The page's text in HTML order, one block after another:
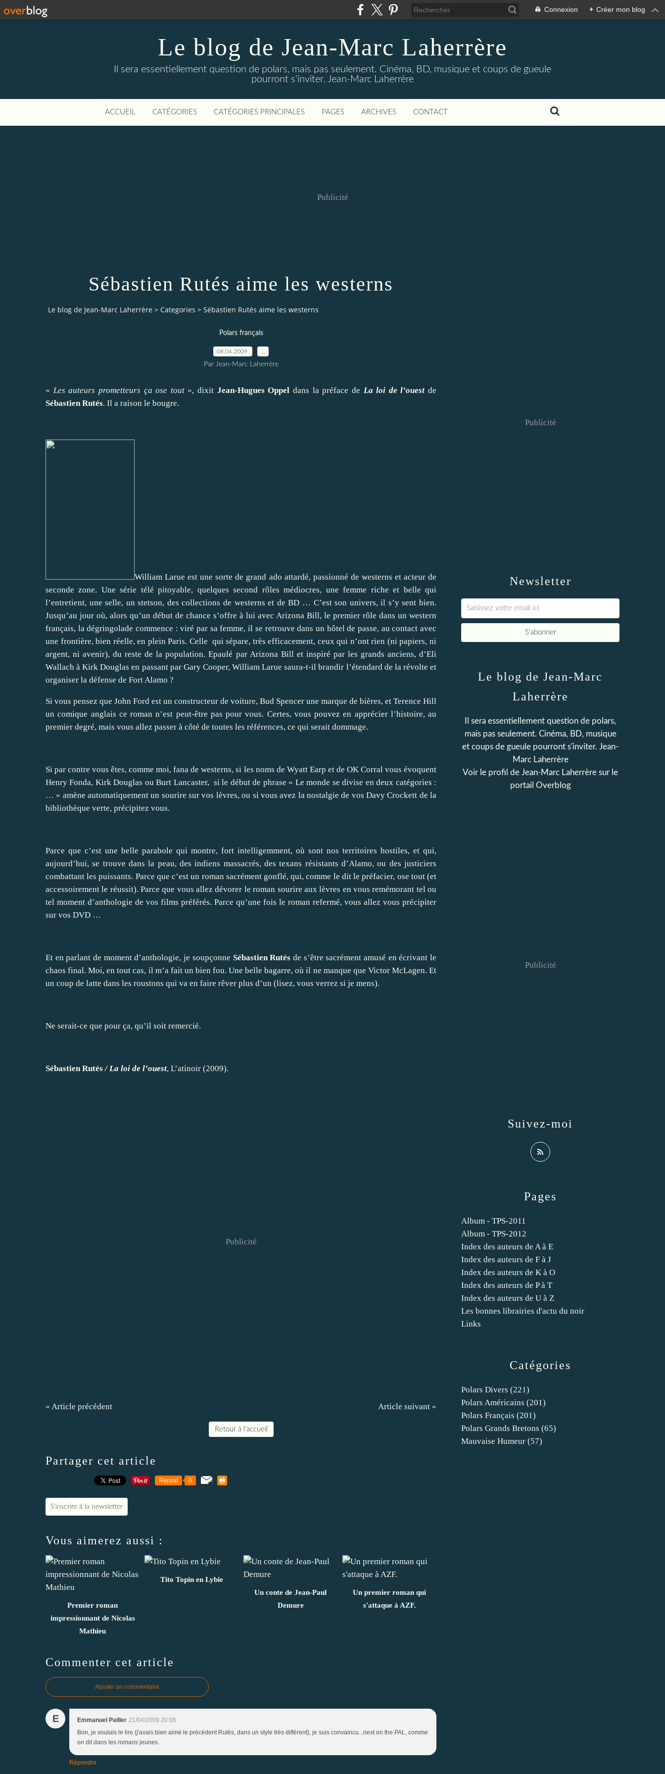
Connexion + Créer mon blog
Le blog de Jean-Marc Laherrère
Il sera essentiellement question de polars, mais pas seulement. Cinéma, BD, musique et coups de gueule
pourront s'inviter. Jean-Marc Laherrère
ACCUEIL CATÉGORIES CATÉGORIES PRINCIPALES PAGES ARCHIVES CONTACT
Publicité
Sébastien Rutés aime les westerns
Le blog de Jean-Marc Laherrère > Categories > Sébastien Rutés aime les westerns
Polars français
08.04.2009
Par Jean-Marc Laherrère
« Les auteurs prometteurs ça ose tout», dixit Jean-Hugues Oppel dans la préface de La loi de l’ouest de
Sébastien Rutés. Il a raison le bougre.
William Larue est une sorte de grand ado attardé, passionné de westerns et acteur de
seconde zone. Une série télé pitoyable, quelques second rôles médiocres, une femme riche et belle qui
l’entretient, une selle, un stetson, des collections de westerns et de BD … C’est son univers, il s’y sent bien.
Jusqu’au jour où, alors qu’un début de chance s’offre à lui avec Arizona Bill, le premier rôle dans un western
français, la dégringolade commence : viré par sa femme, il se retrouve dans un hôtel de passe, au contact avec
une frontière, bien réelle, en plein Paris. Celle qui sépare, très efficacement, ceux qui n’ont rien (ni papiers, ni
argent, ni avenir), du reste de la population. Epaulé par Arizona Bill et inspiré par les grands anciens, d’Eli
Wallach à Kirk Douglas en passant par Gary Cooper, William Larue saura-t-il brandir l’étendard de la révolte et
organiser la défense de Fort Alamo ?
Si vous pensez que John Ford est un constructeur de voiture, Bud Spencer une marque de bières, et Terence Hill
un comique anglais ce roman n’est peut-être pas pour vous. Certes, vous pouvez en apprécier l’histoire, au
premier degré, mais vous allez passer à côté de toutes les références, ce qui serait dommage.
Si par contre vous êtes, comme moi, fana de westerns, si les noms de Wyatt Earp et de OK Corral vous évoquent
Henry Fonda, Kirk Douglas ou Burt Lancaster, si le début de phrase « Le monde se divise en deux catégories :
… » amène automatiquement un sourire sur vos lèvres, ou si vous avez la nostalgie de vos Davy Crockett de la
bibliothèque verte, précipitez vous.
Parce que c’est une belle parabole qui montre, fort intelligemment, où sont nos territoires hostiles, et qui,
aujourd’hui, se trouve dans la peau, des indiens massacrés, des texans résistants d’Alamo, ou des justiciers
combattant les puissants. Parce que c’est un roman sacrément gonflé, qui, comme le dit le préfacier, ose tout (et
accessoirement le réussit). Parce que vous allez dévorer le roman sourire aux lèvres en vous remémorant tel ou
tel moment d’anthologie de vos films préférés. Parce qu’une fois le roman refermé, vous allez vous précipiter
sur vos DVD …
Et en parlant de moment d’anthologie, je soupçonne Sébastien Rutés de s’être sacrément amusé en écrivant le
chaos final. Moi, en tout cas, il m’a fait un bien fou. Une belle bagarre, où il ne manque que Victor McLagen. Et
un coup de latte dans les roustons qui va en faire rêver plus d’un (lisez, vous verrez si je mens).
Ne serait-ce que pour ça, qu’il soit remercié.
Sébastien Rutés/ La loi de l’ouest, L’atinoir (2009).
Publicité
« Article précédent Article suivant »
Retour à l'accueil
Partager cet article
Repost 0
S'inscrire à la newsletter
Vous aimerez aussi :
Premier roman
impressionnant de Nicolas
Mathieu
Tito Topin en Lybie
Un conte de Jean-Paul
Demure
Un premier roman qui
s'attaque à AZF.
Commenter cet article
Ajouter un commentaire
E Emmanuel Pailler 21/04/2009 20:06
Bon, je voulais le lire (j'avais bien aimé le précédent Rutès, dans un style très différent), je suis convaincu...next on the PAL, comme
on dit dans les romans jeunes.
Répondre
Newsletter
Publicité
Catégories
Polars Divers (221)
Polars Américains (201)
Polars Français (201)
Polars Grands Bretons (65)
Mauvaise Humeur (57)
Pages
Album - TPS-2011
Album - TPS-2012
Index des auteurs de A à E
Index des auteurs de F à J
Index des auteurs de K à O
Index des auteurs de P à T
Index des auteurs de U à Z
Les bonnes librairies d'actu du noir
Links
Le blog de Jean-Marc
Laherrère
Il sera essentiellement question de polars,
mais pas seulement. Cinéma, BD, musique
et coups de gueule pourront s'inviter. Jean-
Marc Laherrère
Voir le profil de Jean-Marc Laherrère sur le
portail Overblog
Suivez-moi
Publicité